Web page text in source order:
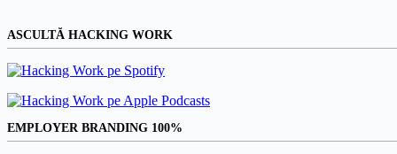
ASCULTĂ HACKING WORK
EMPLOYER BRANDING 100%